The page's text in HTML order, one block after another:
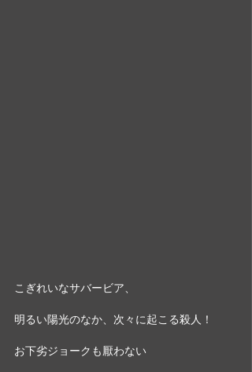
こぎれいなサバービア、
明るい陽光のなか、次々に起こる殺人！
お下劣ジョークも厭わない